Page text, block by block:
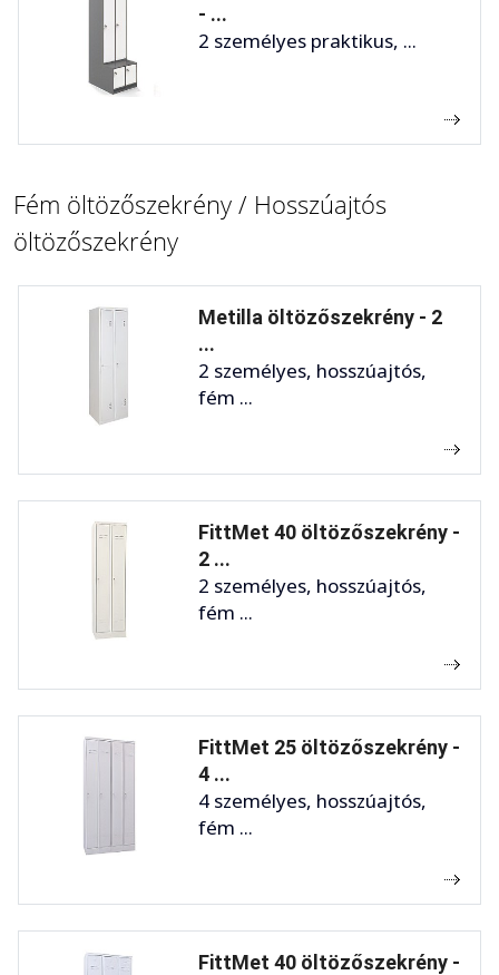
- ...
2 személyes praktikus, ...
Fém öltözőszekrény / Hosszúajtós
öltözőszekrény
Metilla öltözőszekrény - 2
...
2 személyes, hosszúajtós,
fém ...
FittMet 40 öltözőszekrény -
2 ...
2 személyes, hosszúajtós,
fém ...
FittMet 25 öltözőszekrény -
4 ...
4 személyes, hosszúajtós,
fém ...
FittMet 40 öltözőszekrény -